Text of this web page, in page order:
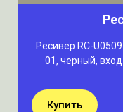
Ресивер RC-
01, черный,
Купить